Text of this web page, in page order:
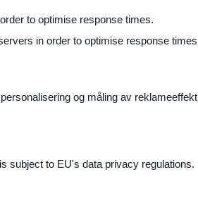
to optimise response times.
in order to optimise response
og måling av
subject to EU's data privacy regulations.